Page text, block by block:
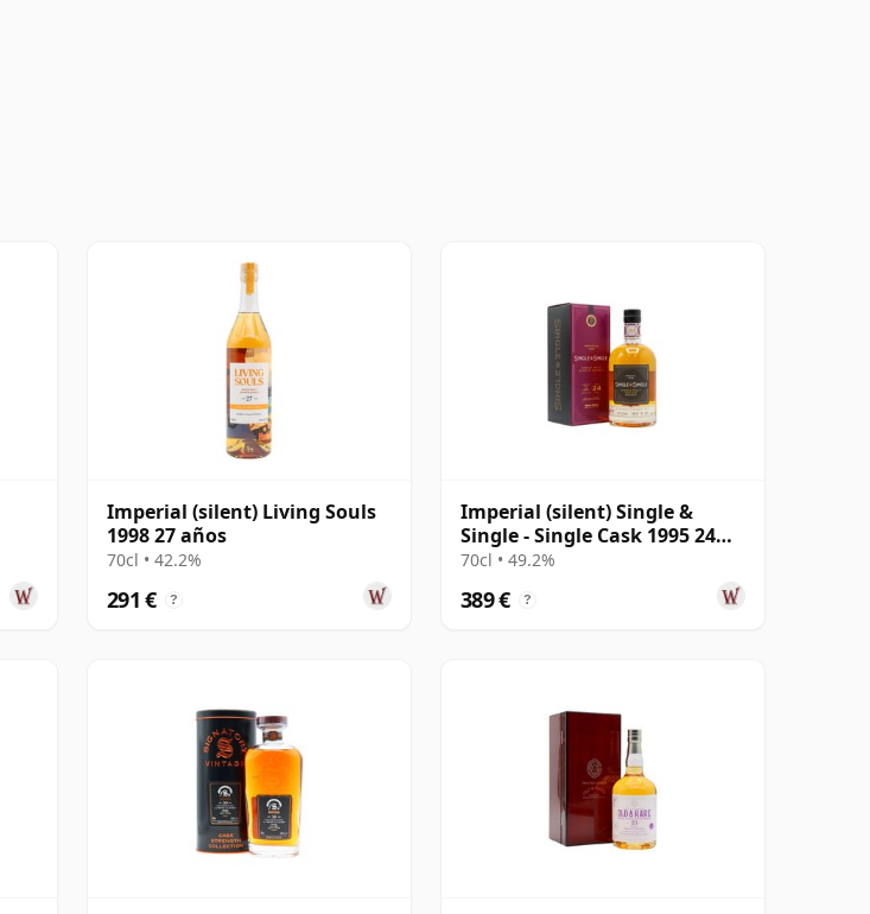
Imperial (silent) Living Souls
1998 27 años
70cl • 42.2%
291 € ?
Imperial (silent) Single &
Single - Single Cask 1995 24
años
70cl • 49.2%
389 € ?